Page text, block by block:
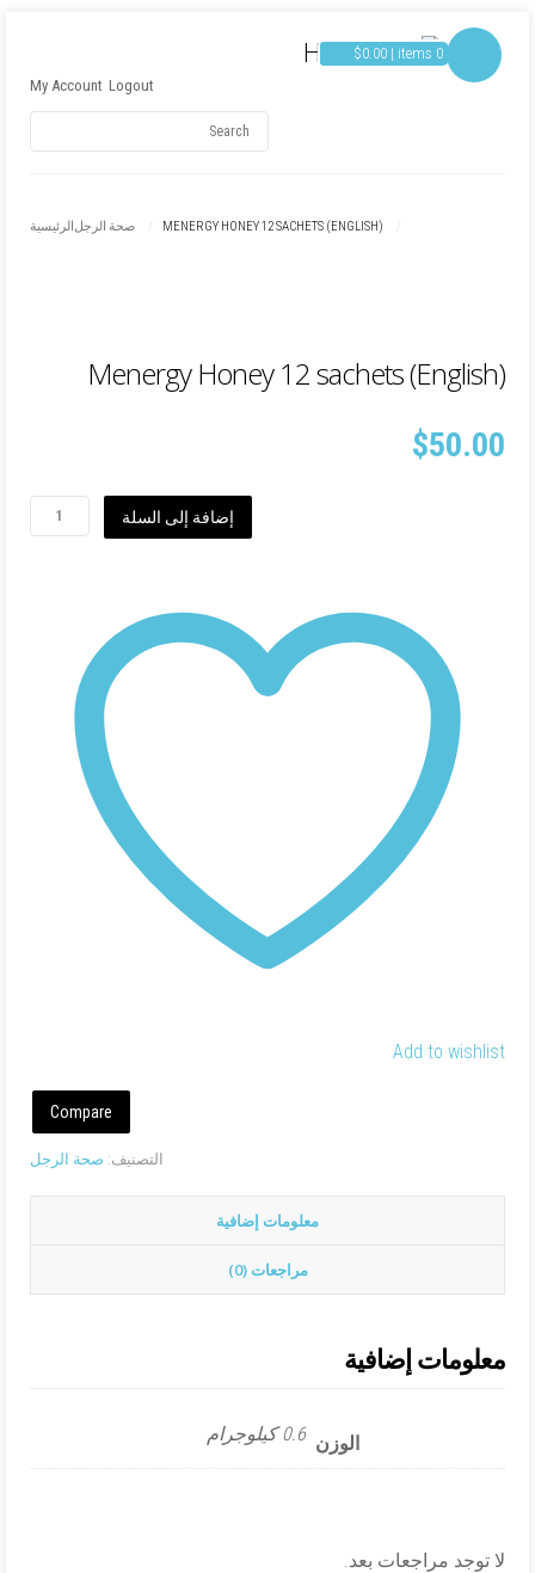
My Account Logout
items 0 |
$0.00
الرئيسيةصحة الرجل (ENGLISH) MENERGY HONEY 12 SACHETS
(English) Menergy Honey 12 sachets
$50.00
إضافة إلى السلة
Add to wishlist
Compare
التصنيف: صحة الرجل
معلومات إضافية
مراجعات (0)
معلومات إضافية
الوزن 0.6 كيلوجرام
لا توجد مراجعات بعد.
Username